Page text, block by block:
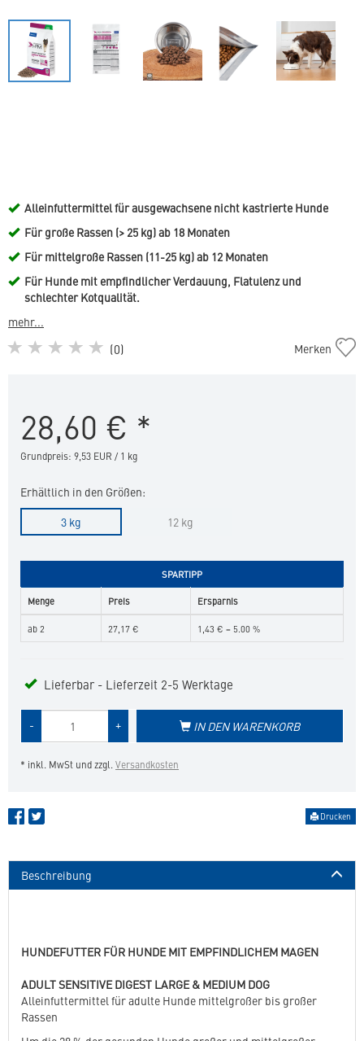
Alleinfuttermittel für ausgewachsene nicht kastrierte Hunde
Für große Rassen (> 25 kg) ab 18 Monaten
Für mittelgroße Rassen (11-25 kg) ab 12 Monaten
Für Hunde mit empfindlicher Verdauung, Flatulenz und
schlechter Kotqualität.
mehr...
(0)
Adult
Merken
28,60 € *
Grundpreis: 9,53 EUR / 1 kg
Erhältlich in den Größen:
3 kg
12 kg
SPARTIPP
Menge Preis Ersparnis
ab 2 27,17 € 1,43 € = 5.00 %
Lieferbar - Lieferzeit 2-5 Werktage
+
- IN DEN WARENKORB
* inkl. MwSt und zzgl.Versandkosten
Drucken
Beschreibung
HUNDEFUTTER FÜR HUNDE MIT EMPFINDLICHEM MAGEN
ADULT SENSITIVE DIGEST LARGE & MEDIUM DOG
Alleinfuttermittel für adulte Hunde mittelgroßer bis großer
Rassen